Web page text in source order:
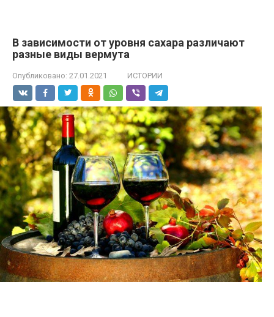
В зависимости от уровня сахара различают
разные виды вермута
Опубликовано: 27.01.2021 ИСТОРИИ